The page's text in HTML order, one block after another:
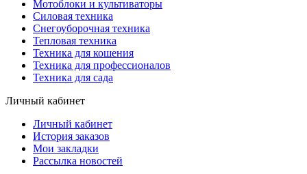
Мотоблоки и культиваторы
Силовая техника
Снегоуборочная техника
Тепловая техника
Техника для кошения
Техника для профессионалов
Техника для сада
Личный кабинет
Личный кабинет
История заказов
Мои закладки
Рассылка новостей